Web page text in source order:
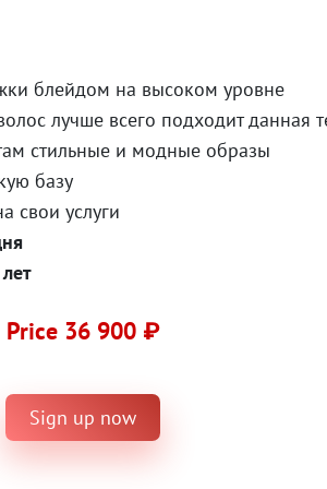
блейдом на высоком уровне
лучше всего подходит данная
стильные и модные образы
базу
услуги
Price 36 900 ₽
Sign up now